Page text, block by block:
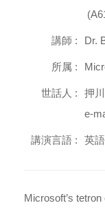
講師 : Dr.
所属 :
世話人 :
押
e-
講演言語 : 英語
Microsoft’s